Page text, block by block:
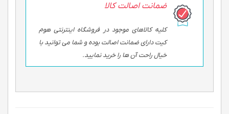
ضمانت اصالت کالا
کلیه کالاهای موجود در فروشگاه اینترنتی هوم
کیت دارای ضمانت اصالت بوده و شما می توانید با
خیال راحت آن ها را خرید نمایید.